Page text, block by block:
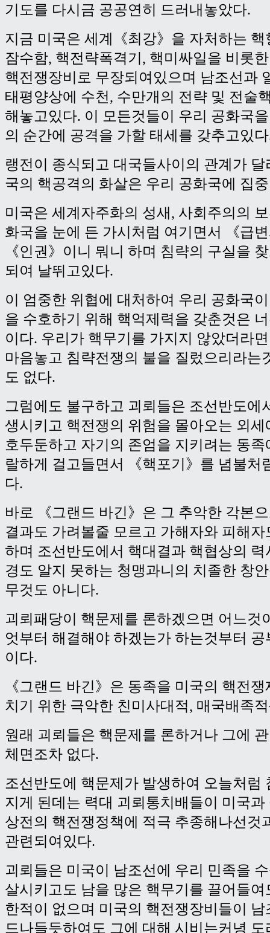
기도를 다시금 공공연히 드러내놓았다.
지금 미국은 세계《최강》을 자처하는
잠수함, 핵전략폭격기, 핵미싸일을 비롯
핵전쟁장비로 무장되여있으며 남조선과
태평양상에 수천, 수만개의 전략 및 전술
해놓고있다. 이 모든것들이 우리 공화국
의 순간에 공격을 가할 태세를 갖추고있
랭전이 종식되고 대국들사이의 관계가
국의 핵공격의 화살은 우리 공화국에 집
미국은 세계자주화의 성새, 사회주의의
화국을 눈에 든 가시처럼 여기면서 《급
《인권》이니 뭐니 하며 침략의 구실을
되여 날뛰고있다.
이 엄중한 위협에 대처하여 우리 공화국
을 수호하기 위해 핵억제력을 갖춘것은
이다. 우리가 핵무기를 가지지 않았더라
마음놓고 침략전쟁의 불을 질렀으리라는
도 없다.
그럼에도 불구하고 괴뢰들은 조선반도에
생시키고 핵전쟁의 위험을 몰아오는 외세
호두둔하고 자기의 존엄을 지키려는 동
랄하게 걸고들면서 《핵포기》를 념불처
다.
바로 《그랜드 바긴》은 그 추악한 각본
결과도 가려볼줄 모르고 가해자와 피해
하며 조선반도에서 핵대결과 핵협상의
경도 알지 못하는 청맹과니의 치졸한 창
무것도 아니다.
괴뢰패당이 핵문제를 론하겠으면 어느것
엇부터 해결해야 하겠는가 하는것부터
이다.
《그랜드 바긴》은 동족을 미국의 핵전
치기 위한 극악한 친미사대적, 매국배족
원래 괴뢰들은 핵문제를 론하거나 그에
체면조차 없다.
조선반도에 핵문제가 발생하여 오늘처럼
지게 된데는 력대 괴뢰통치배들이 미국
상전의 핵전쟁정책에 적극 추종해나선것
관련되여있다.
괴뢰들은 미국이 남조선에 우리 민족을
살시키고도 남을 많은 핵무기를 끌어들
한적이 없으며 미국의 핵전쟁장비들이 남
드나들듯하여도 그에 대해 시비는커녕